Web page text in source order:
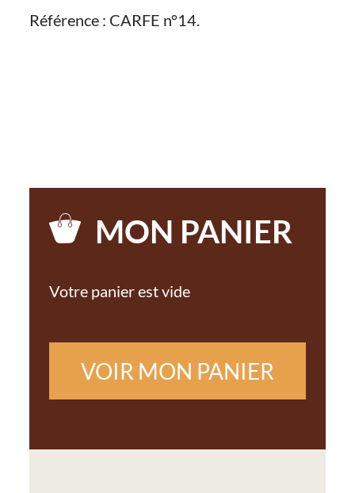
Référence : CARFE n°14.
MON PANIER
Votre panier est vide
VOIR MON PANIER